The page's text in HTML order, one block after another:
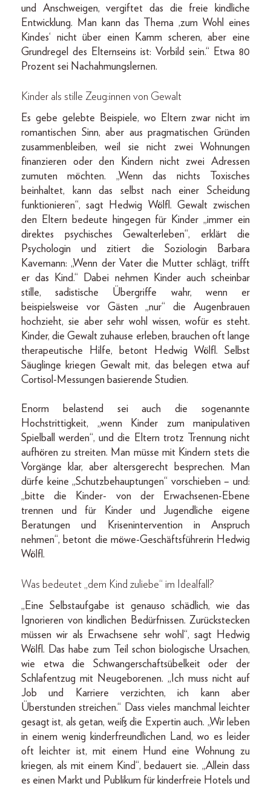
und Anschweigen, vergiftet das die freie kindliche
Entwicklung. Man kann das Thema ,zum Wohl eines
Kindes‘ nicht über einen Kamm scheren, aber eine
Grundregel des Elternseins ist: Vorbild sein.“ Etwa 80
Prozent sei Nachahmungslernen.
Kinder als stille Zeug:innen von Gewalt
Es gebe gelebte Beispiele, wo Eltern zwar nicht im
romantischen Sinn, aber aus pragmatischen Gründen
zusammenbleiben, weil sie nicht zwei Wohnungen
finanzieren oder den Kindern nicht zwei Adressen
zumuten möchten. „Wenn das nichts Toxisches
beinhaltet, kann das selbst nach einer Scheidung
funktionieren“, sagt Hedwig Wölfl. Gewalt zwischen
den Eltern bedeute hingegen für Kinder „immer ein
direktes psychisches Gewalterleben“, erklärt die
Psychologin und zitiert die Soziologin Barbara
Kavemann: „Wenn der Vater die Mutter schlägt, trifft
er das Kind.“ Dabei nehmen Kinder auch scheinbar
stille, sadistische Übergriffe wahr, wenn er
beispielsweise vor Gästen „nur“ die Augenbrauen
hochzieht, sie aber sehr wohl wissen, wofür es steht.
Kinder, die Gewalt zuhause erleben, brauchen oft lange
therapeutische Hilfe, betont Hedwig Wölfl. Selbst
Säuglinge kriegen Gewalt mit, das belegen etwa auf
Cortisol-Messungen basierende Studien.
Enorm belastend sei auch die sogenannte
Hochstrittigkeit, „wenn Kinder zum manipulativen
Spielball werden“, und die Eltern trotz Trennung nicht
aufhören zu streiten. Man müsse mit Kindern stets die
Vorgänge klar, aber altersgerecht besprechen. Man
dürfe keine „Schutzbehauptungen“ vorschieben – und:
„bitte die Kinder- von der Erwachsenen-Ebene
trennen und für Kinder und Jugendliche eigene
Beratungen und Krisenintervention in Anspruch
nehmen“, betont die möwe-Geschäftsführerin Hedwig
Wölfl.
Was bedeutet „dem Kind zuliebe“ im Idealfall?
„Eine Selbstaufgabe ist genauso schädlich, wie das
Ignorieren von kindlichen Bedürfnissen. Zurückstecken
müssen wir als Erwachsene sehr wohl“, sagt Hedwig
Wölfl. Das habe zum Teil schon biologische Ursachen,
wie etwa die Schwangerschaftsübelkeit oder der
Schlafentzug mit Neugeborenen. „Ich muss nicht auf
Job und Karriere verzichten, ich kann aber
Überstunden streichen.“ Dass vieles manchmal leichter
gesagt ist, als getan, weiß die Expertin auch. „Wir leben
in einem wenig kinderfreundlichen Land, wo es leider
oft leichter ist, mit einem Hund eine Wohnung zu
kriegen, als mit einem Kind“, bedauert sie. „Allein dass
es einen Markt und Publikum für kinderfreie Hotels und